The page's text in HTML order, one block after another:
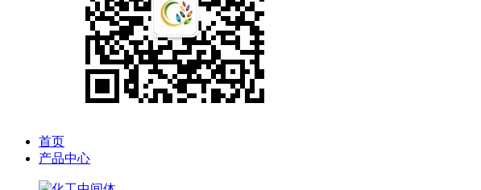
首页
产品中心